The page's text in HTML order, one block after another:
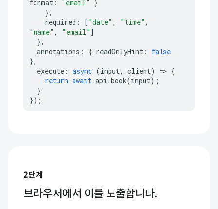
format : "email"
}
},
required : [ "date" , "time" ,
"name" , "email" ]
},
annotations : { readOnlyHint :
false
},
execute : async (input, client) => {
return await api .book(input);
}
});
2단계
브라우저에서 이를 노출합니다.